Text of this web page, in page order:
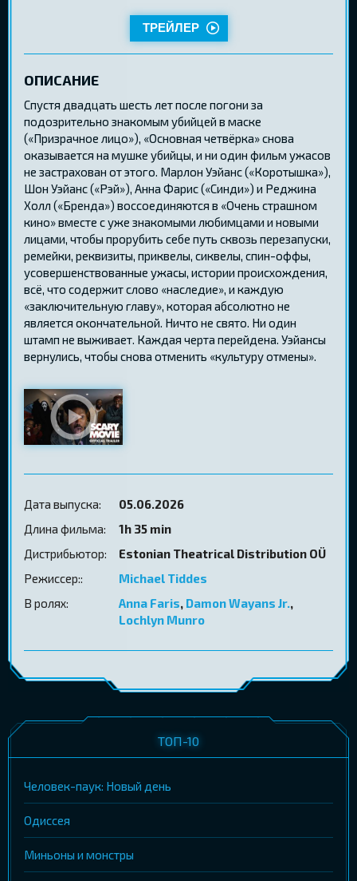
ТРЕЙЛЕР
ОПИСАНИЕ
Спустя двадцать шесть лет после погони за
подозрительно знакомым убийцей в маске
(«Призрачное лицо»), «Основная четвёрка» снова
оказывается на мушке убийцы, и ни один фильм ужасов
не застрахован от этого. Марлон Уэйанс («Коротышка»),
Шон Уэйанс («Рэй»), Анна Фарис («Синди») и Реджина
Холл («Бренда») воссоединяются в «Очень страшном
кино» вместе с уже знакомыми любимцами и новыми
лицами, чтобы прорубить себе путь сквозь перезапуски,
ремейки, реквизиты, приквелы, сиквелы, спин-оффы,
усовершенствованные ужасы, истории происхождения,
всё, что содержит слово «наследие», и каждую
«заключительную главу», которая абсолютно не
является окончательной. Ничто не свято. Ни один
штамп не выживает. Каждая черта перейдена. Уэйансы
вернулись, чтобы снова отменить «культуру отмены».
Дата выпуска:
05.06.2026
Длина фильма:
1h 35 min
Дистрибьютор:
Estonian Theatrical Distribution OÜ
Режиссер::
Michael Tiddes
В ролях:
Anna Faris, Damon Wayans Jr.,
Lochlyn Munro
ТОП-10
Человек-паук: Новый день
Одиссея
Миньоны и монстры